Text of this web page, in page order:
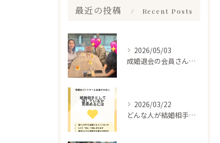
最近の投稿 Recent Posts
2026/05/03
成婚退会の会員さんとお会いして来ました✨
2026/03/22
どんな人が結婚相手だといいのか